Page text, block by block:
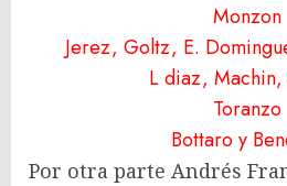
Monzon
Jerez, Goltz, E.
L diaz, Machin,
Toranzo
Bottaro y
Por otra parte Andrés